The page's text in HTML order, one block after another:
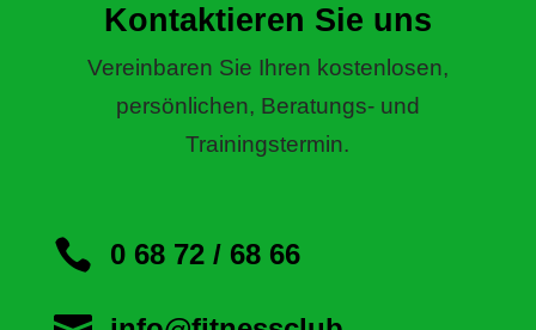
Kontaktieren Sie uns
Vereinbaren Sie Ihren kostenlosen,
persönlichen, Beratungs- und
Trainingstermin.
 0 68 72 / 68 66